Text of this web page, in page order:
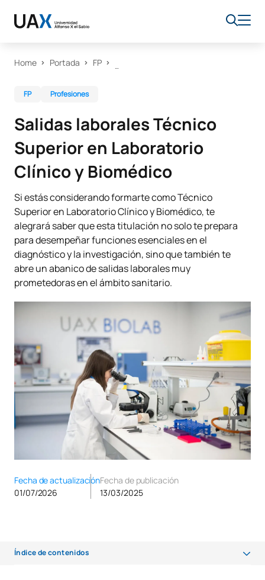
Home Portada FP
FP Profesiones
Salidas laborales Técnico
Superior en Laboratorio
Clínico y Biomédico
Si estás considerando formarte como Técnico
Superior en Laboratorio Clínico y Biomédico, te
alegrará saber que esta titulación no solo te prepara
para desempeñar funciones esenciales en el
diagnóstico y la investigación, sino que también te
abre un abanico de salidas laborales muy
prometedoras en el ámbito sanitario.
Fecha de actualización
01/07/2026
Fecha de publicación
13/03/2025
Índice de contenidos